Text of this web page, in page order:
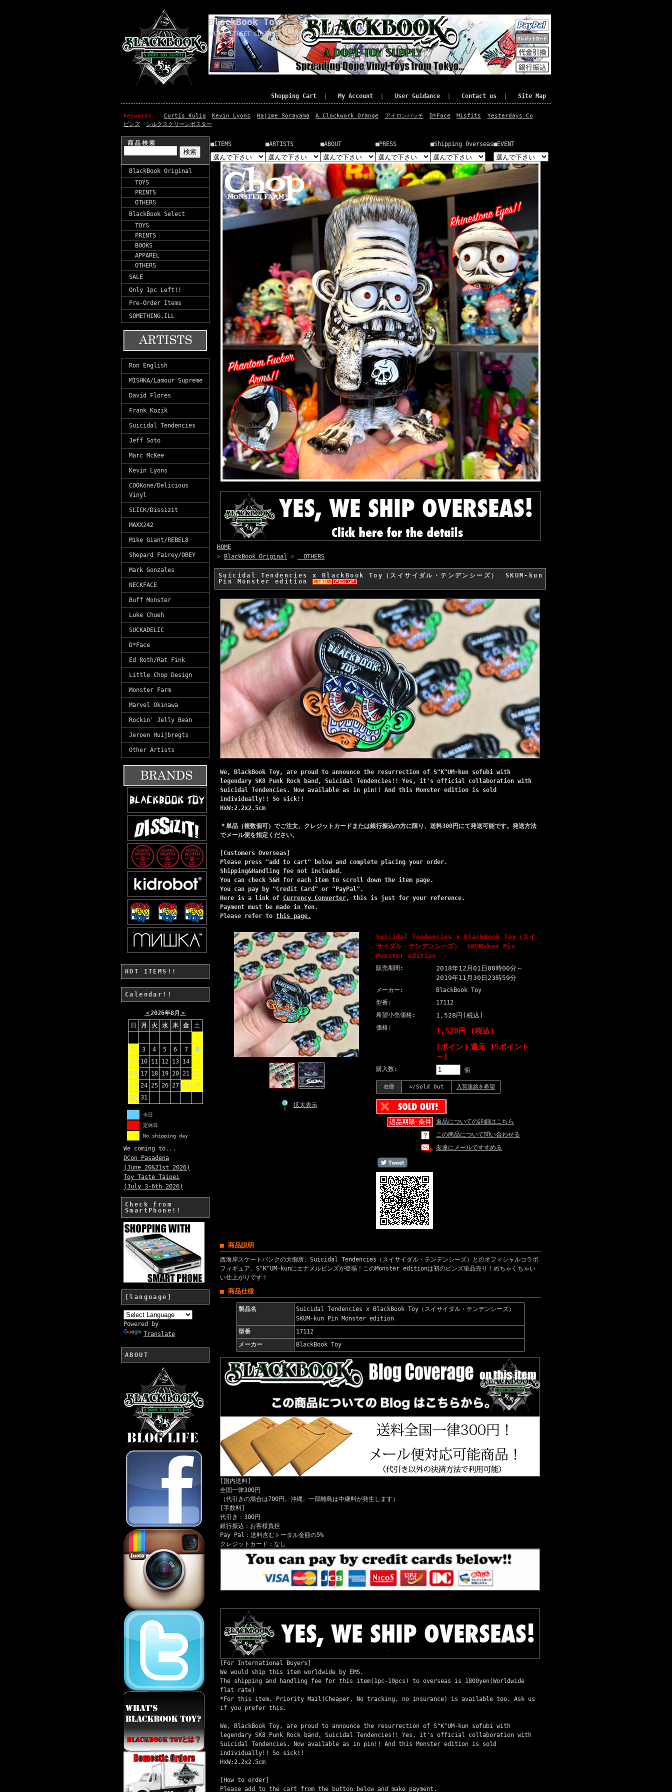
BlackBook Toy
ART x STREET CULTURE x TOY=BlackBook Toy!!
Shopping Cart My Account User Guidance Contact us Site Map
Keywords Curtis Kulig Kevin Lyons Hajime Sorayama A Clockwork Orange アイロンパッチ D*Face Misfits
Yesterdays Co
ピンズ
シルクスクリーンポスター
商品検索
BlackBook Original
TOYS
PRINTS
OTHERS
BlackBook Select
TOYS
PRINTS
BOOKS
APPAREL
OTHERS
SALE
Only 1pc Left!!
Pre-Order Items
SOMETHING.ILL
Ron English
MISHKA/Lamour Supreme
David Flores
Frank Kozik
Suicidal Tendencies
Jeff Soto
Marc McKee
Kevin Lyons
COOKone/Delicious
Vinyl
SLICK/Dissizit
MAXX242
Mike Giant/REBEL8
Shepard Fairey/OBEY
Mark Gonzales
NECKFACE
Buff Monster
Luke Chueh
SUCKADELIC
D*Face
Ed Roth/Rat Fink
Little Chop Design
Monster Farm
Marvel Okinawa
Rockin' Jelly Bean
Jeroen Huijbregts
Other Artists
HOT ITEMS!!
Calendar!!
＜2026年8月 ＞
日
月 火 水 木 金
土
1
2
3 4 5 6 7
8
9
10 11 12 13 14
15
16
17 18 19 20 21 22
23 24 25 26 27 28 29
30 31
今日
定休日
No shipping day
We coming to...
DCon Pasadena
(June 20&21st 2026)
Toy Taste Taipei
(July 3-6th 2026)
Check from
SmartPhone!!
[language]
Powered by
Translate
ABOUT
■ITEMS ■ARTISTS ■ABOUT ■PRESS ■Shipping Overseas■EVENT
HOME
>
BlackBook Original > OTHERS
Suicidal Tendencies x BlackBook Toy（スイサイダル・テンデンシーズ） SKUM-kun
Pin Monster edition
We, BlackBook Toy, are proud to announce the resurrection of S"K"UM-kun sofubi with
legendary SK8 Punk Rock band, Suicidal Tendencies!! Yes, it's official collaboration with
Suicidal Tendencies. Now available as in pin!! And this Monster edition is sold
individually!! So sick!!
HxW:2.2x2.5cm
＊単品（複数個可）でご注文、クレジットカードまたは銀行振込の方に限り、送料300円にて発送可能です。発送方法
でメール便を指定ください。
[Customers Overseas]
Please press "add to cart" below and complete placing your order.
Shipping&Handling fee not included.
You can check S&H for each item to scroll down the item page.
You can pay by "Credit Card" or "PayPal".
Here is a link of Currency Converter, this is just for your reference.
Payment must be made in Yen.
Please refer to this page.
拡大表示
Suicidal Tendencies x BlackBook Toy（スイ
サイダル・テンデンシーズ） SKUM-kun Pin
Monster edition
販売期間:
2018年12月01日00時00分～
2019年11月30日23時59分
メーカー:
BlackBook Toy
型番:
17112
希望小売価格:
1,528円(税込)
価格:
1,528円 (税込)
[ポイント還元 15ポイント
～]
購入数: 個
在庫 ×/Sold Out 入荷連絡を希望
返品についての詳細はこちら
この商品について問い合わせる
友達にメールですすめる
■ 商品説明
西海岸スケートパンクの大御所、Suicidal Tendencies（スイサイダル・テンデンシーズ）とのオフィシャルコラボ
フィギュア、S"K"UM-kunにエナメルピンズが登場！このMonster editionは初のピンズ単品売り！めちゃくちゃい
い仕上がりです！
■ 商品仕様
製品名
Suicidal Tendencies x BlackBook Toy（スイサイダル・テンデンシーズ）
SKUM-kun Pin Monster edition
型番
17112
メーカー
BlackBook Toy
[国内送料]
全国一律300円
（代引きの場合は700円。沖縄、一部離島は中継料が発生します）
[手数料]
代引き：300円
銀行振込：お客様負担
Pay Pal：送料含むトータル金額の5%
クレジットカード：なし
[For International Buyers]
We would ship this item worldwide by EMS.
The shipping and handling fee for this item(1pc-10pcs) to overseas is 1800yen(Worldwide
flat rate)
*For this item, Priority Mail(Cheaper, No tracking, no insurance) is available too. Ask us
if you prefer this.
We, BlackBook Toy, are proud to announce the resurrection of S"K"UM-kun sofubi with
legendary SK8 Punk Rock band, Suicidal Tendencies!! Yes, it's official collaboration with
Suicidal Tendencies. Now available as in pin!! And this Monster edition is sold
individually!! So sick!!
HxW:2.2x2.5cm
[How to order]
Please add to the cart from the button below and make payment.